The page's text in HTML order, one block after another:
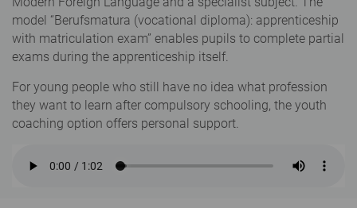
model “Berufsmatura (vocational diploma): apprenticeship
with matriculation exam” enables pupils to complete partial
exams during the apprenticeship itself.
For young people who still have no idea what profession
they want to learn after compulsory schooling, the youth
coaching option offers personal support.